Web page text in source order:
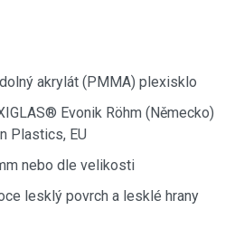
akrylát (PMMA) plexisklo
Evonik Röhm (Německo)
Plastics, EU
nebo dle velikosti
lesklý povrch a lesklé hrany